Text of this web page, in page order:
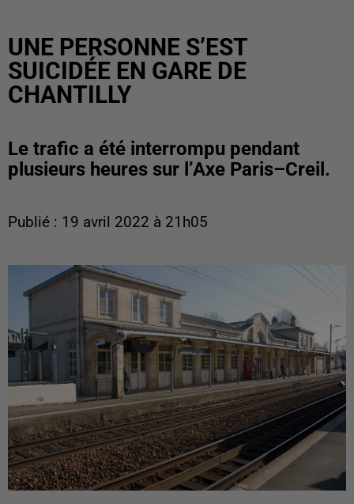
UNE PERSONNE S’EST
SUICIDÉE EN GARE DE
CHANTILLY
Le trafic a été interrompu pendant
plusieurs heures sur l’Axe Paris–Creil.
Publié : 19 avril 2022 à 21h05